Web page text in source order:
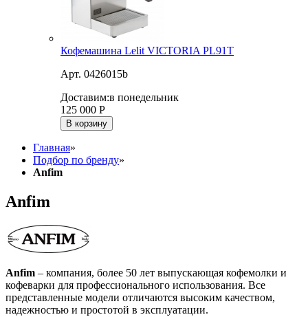
Кофемашина Lelit VICTORIA PL91T
Арт. 0426015b
Доставим:в понедельник
125 000 Р
В корзину
Главная»
Подбор по бренду»
Anfim
Anfim
Anfim – компания, более 50 лет выпускающая кофемолки и
кофеварки для профессионального использования. Все
представленные модели отличаются высоким качеством,
надежностью и простотой в эксплуатации.